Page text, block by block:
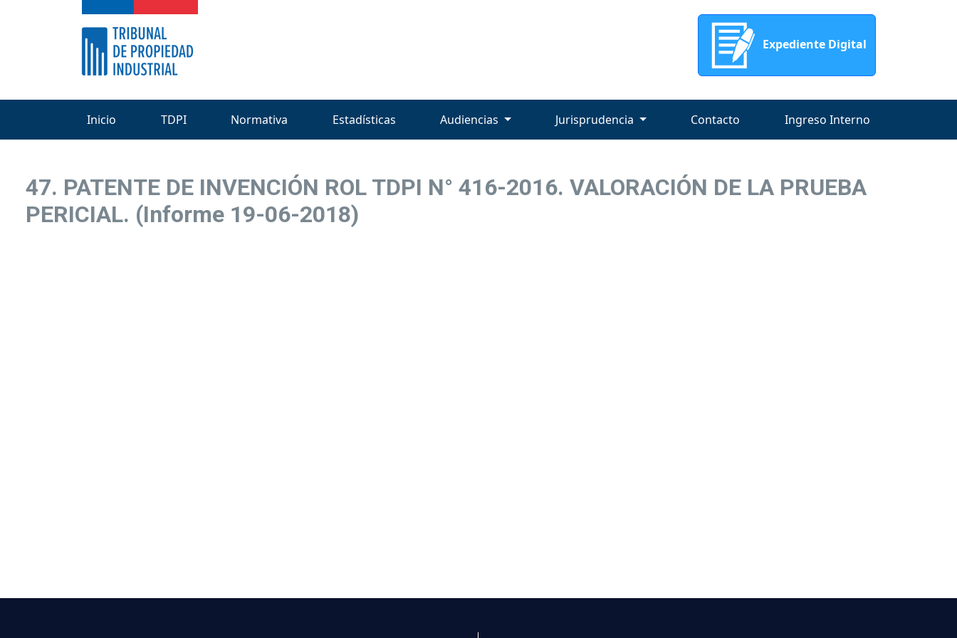
Expediente Digital
Inicio TDPI Normativa Estadísticas Audiencias Jurisprudencia Contacto Ingreso Interno
47. PATENTE DE INVENCIÓN ROL TDPI N° 416-2016. VALORACIÓN DE LA PRUEBA
PERICIAL. (Informe 19-06-2018)